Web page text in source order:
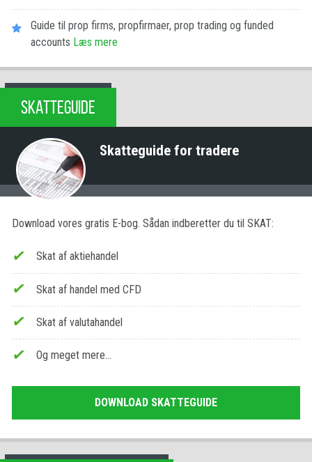
Guide til prop firms, propfirmaer, prop trading og funded
accounts Læs mere
SKATTEGUIDE
Skatteguide for tradere
Download vores gratis E-bog. Sådan indberetter du til SKAT:
Skat af aktiehandel
Skat af handel med CFD
Skat af valutahandel
Og meget mere…
DOWNLOAD SKATTEGUIDE